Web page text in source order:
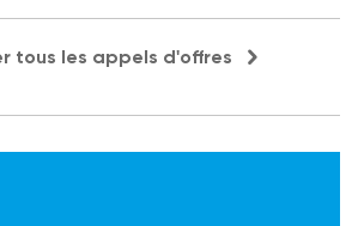
tous les appels d'offres